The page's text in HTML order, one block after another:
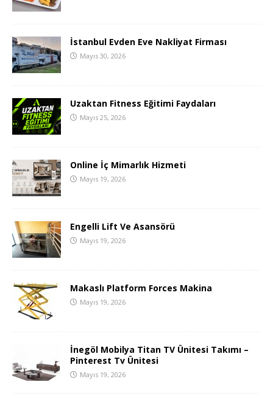
İstanbul Evden Eve Nakliyat Firması
Mayıs 30, 2026
Uzaktan Fitness Eğitimi Faydaları
Mayıs 25, 2026
Online İç Mimarlık Hizmeti
Mayıs 19, 2026
Engelli Lift Ve Asansörü
Mayıs 19, 2026
Makaslı Platform Forces Makina
Mayıs 19, 2026
İnegöl Mobilya Titan TV Ünitesi Takımı –
Pinterest Tv Ünitesi
Mayıs 19, 2026